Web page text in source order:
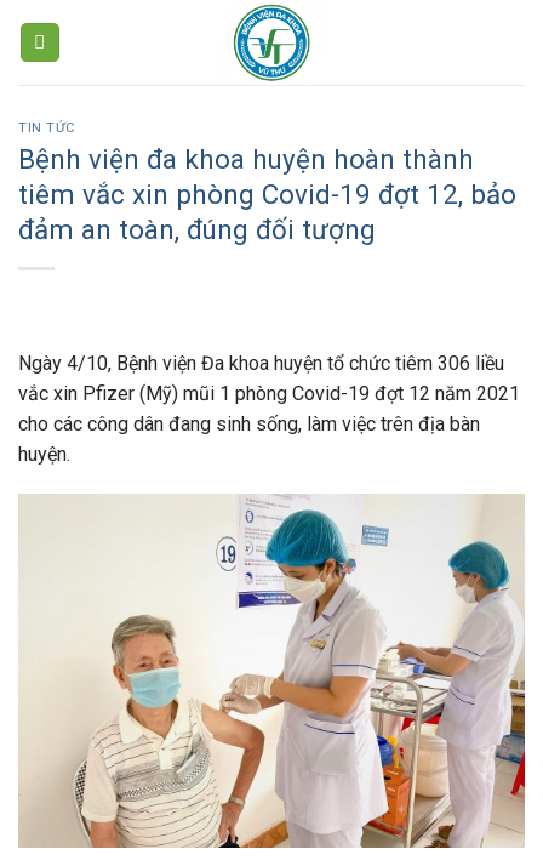
TIN TỨC
Bệnh viện đa khoa huyện hoàn thành
tiêm vắc xin phòng Covid-19 đợt 12, bảo
đảm an toàn, đúng đối tượng
Ngày 4/10, Bệnh viện Đa khoa huyện tổ chức tiêm 306 liều
vắc xin Pfizer (Mỹ) mũi 1 phòng Covid-19 đợt 12 năm 2021
cho các công dân đang sinh sống, làm việc trên địa bàn
huyện.